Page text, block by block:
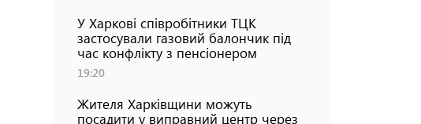
У Харкові співробітники ТЦК
застосували газовий балончик під
час конфлікту з пенсіонером
19:20
Жителя Харківщини можуть
посадити у виправний центр через